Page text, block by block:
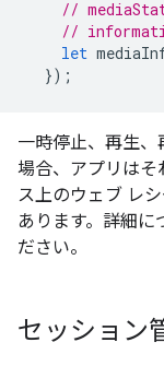
//
//
let
});
一時停止、再生
場合、アプリはそ
ス上のウェブ レ
あります。詳細に
ださい。
セッション